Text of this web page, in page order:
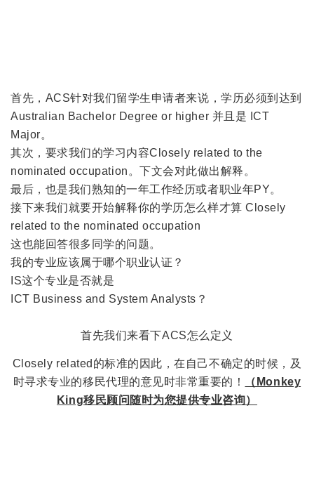
首先，ACS针对我们留学生申请者来说，学历必须到达到
Australian Bachelor Degree or higher 并且是 ICT
Major。
其次，要求我们的学习内容Closely related to the
nominated occupation。下文会对此做出解释。
最后，也是我们熟知的一年工作经历或者职业年PY。
接下来我们就要开始解释你的学历怎么样才算 Closely
related to the nominated occupation
这也能回答很多同学的问题。
我的专业应该属于哪个职业认证？
IS这个专业是否就是
ICT Business and System Analysts？
首先我们来看下ACS怎么定义
Closely related的标准的因此，在自己不确定的时候，及
时寻求专业的移民代理的意见时非常重要的！
（Monkey
King移民顾问随时为您提供专业咨询）